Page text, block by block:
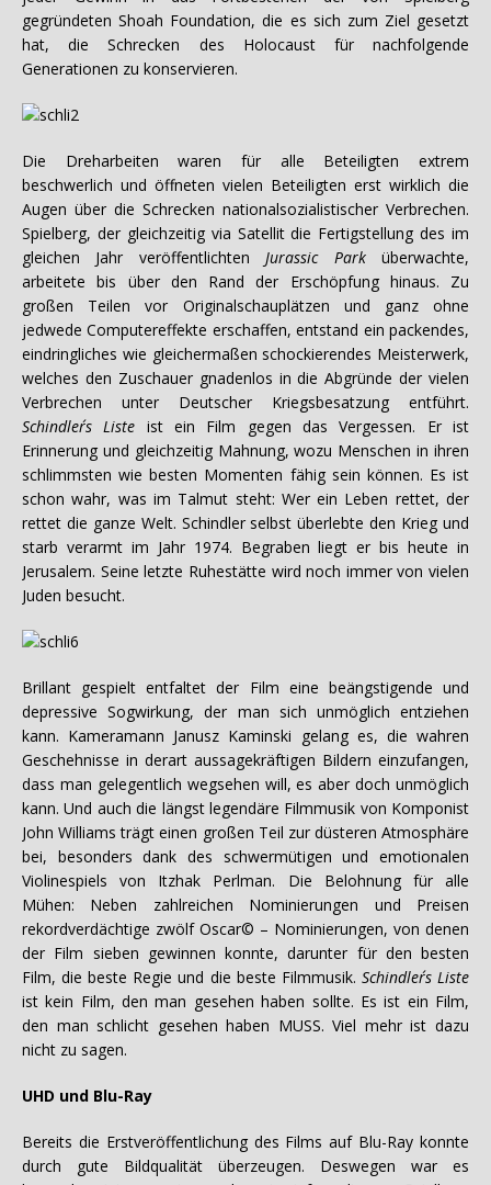
gegründeten Shoah Foundation, die es sich zum Ziel gesetzt
hat, die Schrecken des Holocaust für nachfolgende
Generationen zu konservieren.
Die Dreharbeiten waren für alle Beteiligten extrem
beschwerlich und öffneten vielen Beteiligten erst wirklich die
Augen über die Schrecken nationalsozialistischer Verbrechen.
Spielberg, der gleichzeitig via Satellit die Fertigstellung des im
gleichen Jahr veröffentlichten Jurassic Parküberwachte,
arbeitete bis über den Rand der Erschöpfung hinaus. Zu
großen Teilen vor Originalschauplätzen und ganz ohne
jedwede Computereffekte erschaffen, entstand ein packendes,
eindringliches wie gleichermaßen schockierendes Meisterwerk,
welches den Zuschauer gnadenlos in die Abgründe der vielen
Verbrechen unter Deutscher Kriegsbesatzung entführt.
Schindler´s Liste ist ein Film gegen das Vergessen. Er ist
Erinnerung und gleichzeitig Mahnung, wozu Menschen in ihren
schlimmsten wie besten Momenten fähig sein können. Es ist
schon wahr, was im Talmut steht: Wer ein Leben rettet, der
rettet die ganze Welt. Schindler selbst überlebte den Krieg und
starb verarmt im Jahr 1974. Begraben liegt er bis heute in
Jerusalem. Seine letzte Ruhestätte wird noch immer von vielen
Juden besucht.
Brillant gespielt entfaltet der Film eine beängstigende und
depressive Sogwirkung, der man sich unmöglich entziehen
kann. Kameramann Janusz Kaminski gelang es, die wahren
Geschehnisse in derart aussagekräftigen Bildern einzufangen,
dass man gelegentlich wegsehen will, es aber doch unmöglich
kann. Und auch die längst legendäre Filmmusik von Komponist
John Williams trägt einen großen Teil zur düsteren Atmosphäre
bei, besonders dank des schwermütigen und emotionalen
Violinespiels von Itzhak Perlman. Die Belohnung für alle
Mühen: Neben zahlreichen Nominierungen und Preisen
rekordverdächtige zwölf Oscar© – Nominierungen, von denen
der Film sieben gewinnen konnte, darunter für den besten
Film, die beste Regie und die beste Filmmusik. Schindler´s Liste
ist kein Film, den man gesehen haben sollte. Es ist ein Film,
den man schlicht gesehen haben MUSS. Viel mehr ist dazu
nicht zu sagen.
UHD und Blu-Ray
Bereits die Erstveröffentlichung des Films auf Blu-Ray konnte
durch gute Bildqualität überzeugen. Deswegen war es